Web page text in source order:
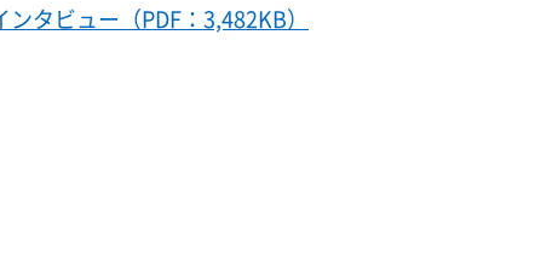
タビュー（PDF：3,482KB）